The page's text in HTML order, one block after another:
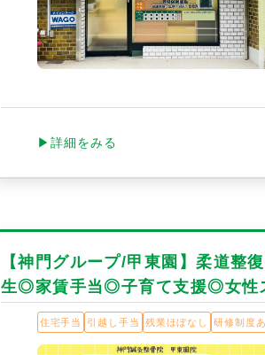
▶詳細をみる
【神門グループ/甲東園】柔道
生◎家賃手当◎子育て支援◎女性
住宅手当 引越し手当 残業ほぼなし 研修制度